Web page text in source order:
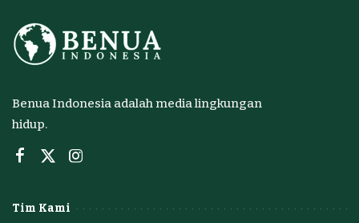
Benua Indonesia adalah media lingkungan
hidup.
Tim Kami